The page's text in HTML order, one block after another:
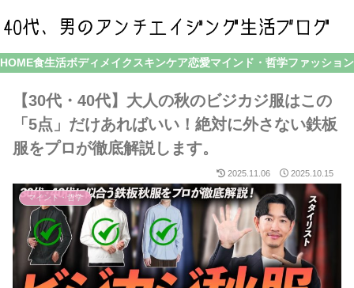
HOME食生活ボディメイク スキンケア恋愛マインド・哲学ファッション
【30代・40代】大人の秋のビジカジ服はこの
「5点」だけあればいい！絶対に外さない鉄板
服をプロが徹底解説します。
2025.11.06 2025.10.15
マインド・哲学